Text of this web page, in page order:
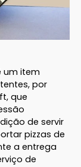
um item
por
que
de servir
pizzas de
a entrega
de